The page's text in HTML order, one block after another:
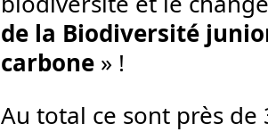
de la Biodiversité
carbone » !
Au total ce sont près de